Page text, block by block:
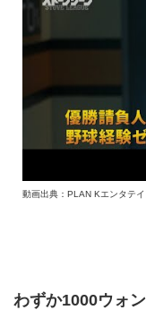
動画出典：PLAN Kエンタテイ
わずか1000ウォ